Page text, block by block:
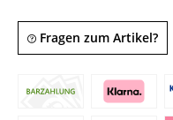
Fragen zum Artikel?